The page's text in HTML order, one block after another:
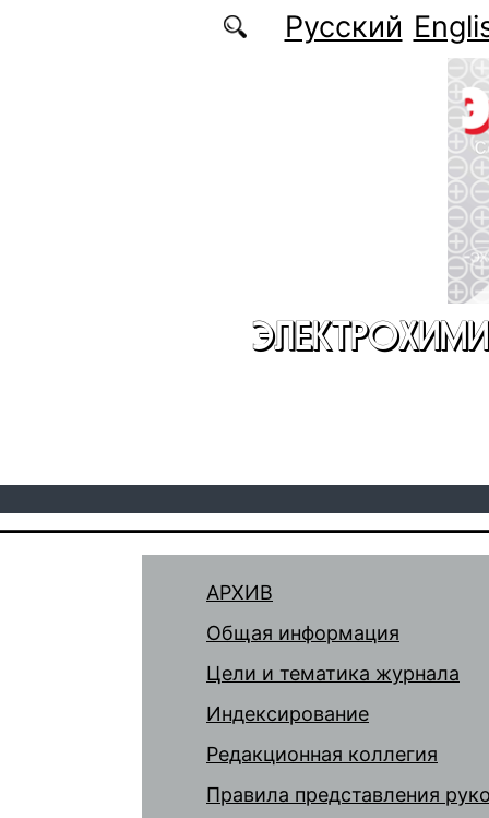
Перейти к основному содержаниюРусский
АРХИВ
Общая информация
Цели и тематика журнала
Индексирование
Редакционная коллегия
Правила представления